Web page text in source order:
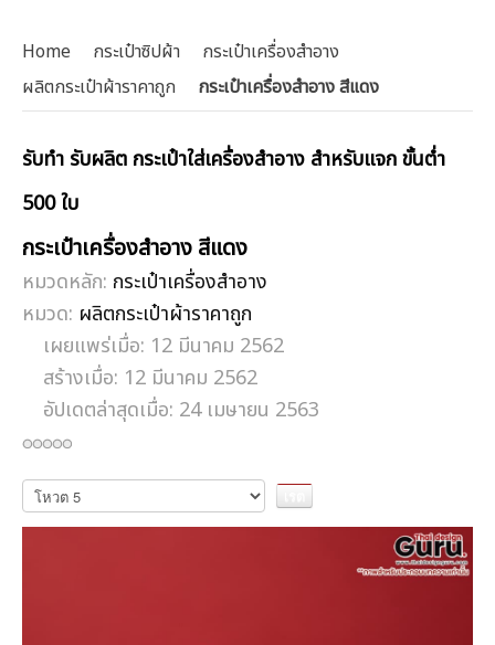
Home กระเป๋าซิปผ้า
กระเป๋าเครื่องสำอาง
ผลิตกระเป๋าผ้าราคาถูก
กระเป๋าเครื่องสำอาง สีแดง
รับทำ รับผลิต กระเป๋าใส่เครื่องสำอาง สำหรับแจก ขั้นต่ำ
500 ใบ
กระเป๋าเครื่องสำอาง สีแดง
หมวดหลัก: กระเป๋าเครื่องสำอาง
หมวด: ผลิตกระเป๋าผ้าราคาถูก
เผยแพร่เมื่อ: 12 มีนาคม 2562
สร้างเมื่อ: 12 มีนาคม 2562
อัปเดตล่าสุดเมื่อ: 24 เมษายน 2563
กรุณา
ให้
คะแนน